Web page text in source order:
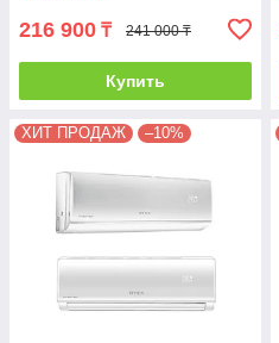
216 900 ₸ 241 000 ₸
Купить
ХИТ ПРОДАЖ –10%